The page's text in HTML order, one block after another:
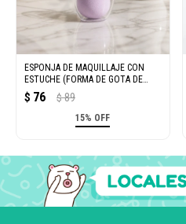
ESPONJA DE MAQUILLAJE CON
ESTUCHE (FORMA DE GOTA DE
AGUA/MORADO CLARO)
$ 76 $ 89
15% OFF